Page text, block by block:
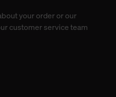
your order or our
customer service team